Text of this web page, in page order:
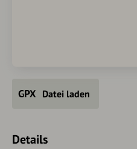
Datei laden
Details